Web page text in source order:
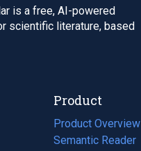
is a free, AI-powered
scientific literature, based
Product
Product Overview
Semantic Reader